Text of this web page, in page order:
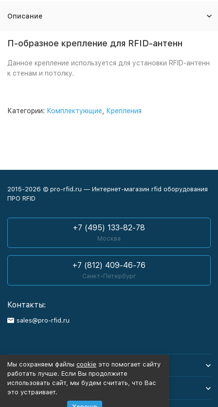
Описание
П-образное крепление для RFID-антенн
Данное крепление используется для установки RFID-антенн
к стенам и потолку.
Категории: Комплектующие Крепления
2015-2026 © pro-rfid.ru — Интернет-магазин rfid оборудования
ПРО RFID
+7 (495) 133-82-78
Москва
+7 (812) 409-46-76
Санкт-Петербург
Контакты:
sales@pro-rfid.ru
Каталог товаров
Мы сохраняем файлы cookie это помогает сайту
работать лучше. Если Вы продолжите
использовать сайт, мы будем считать, что Вас
это устраивает.